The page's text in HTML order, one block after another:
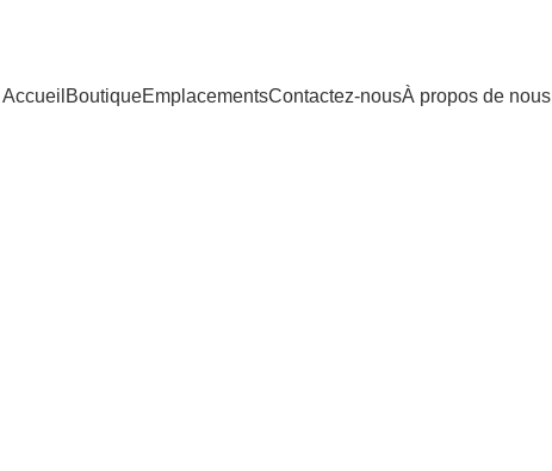
Accueil BoutiqueEmplacementsContactez-nousÀ propos de nous